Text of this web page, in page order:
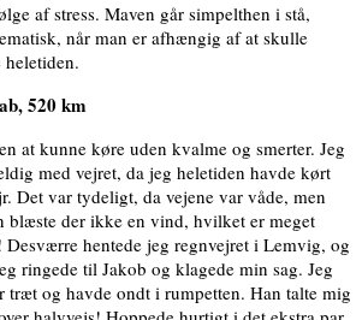
af stress. Maven går simpelthen i stå,
når man er afhængig af at skulle
520 km
at kunne køre uden kvalme og smerter. Jeg
med vejret, da jeg heletiden havde kørt
Det var tydeligt, da vejene var våde, men
blæste der ikke en vind, hvilket er meget
hentede jeg regnvejret i Lemvig, og
ringede til Jakob og klagede min sag. Jeg
træt og havde ondt i rumpetten. Han talte mig